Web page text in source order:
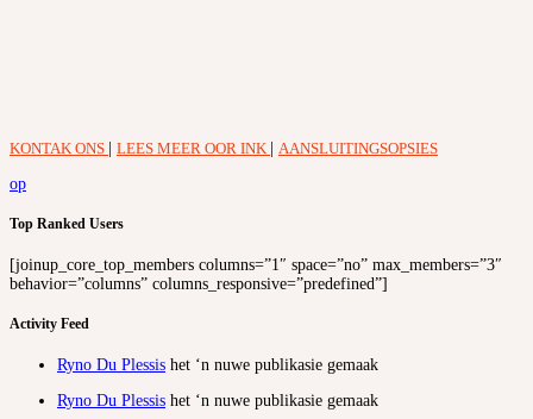
KONTAK ONS LEES MEER OOR INK
AANSLUITINGSOPSIES
op
Top Ranked Users
[joinup_core_top_members columns=”1″ space=”no” max_members=”3″
behavior=”columns” columns_responsive=”predefined”]
Activity Feed
Ryno Du Plessis het ‘n nuwe publikasie gemaak
Ryno Du Plessis het ‘n nuwe publikasie gemaak